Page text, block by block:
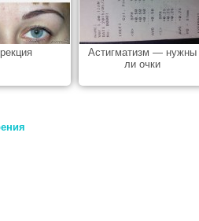
Астигматизм — нужны
ли очки